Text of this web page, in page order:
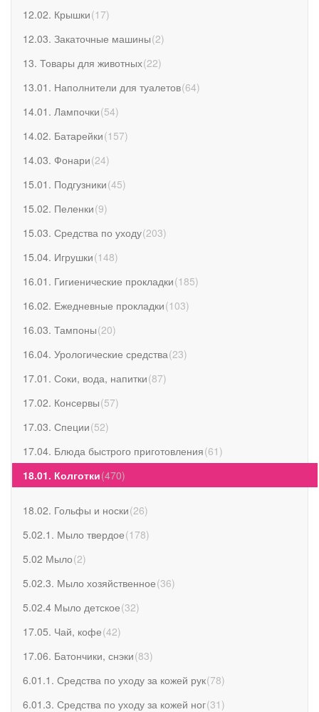
12.02. Крышки(17)
12.03. Закаточные машины(2)
13. Товары для животных(22)
13.01. Наполнители для туалетов(64)
14.01. Лампочки(54)
14.02. Батарейки(157)
14.03. Фонари(24)
15.01. Подгузники(45)
15.02. Пеленки(9)
15.03. Средства по уходу(203)
15.04. Игрушки(148)
16.01. Гигиенические прокладки(185)
16.02. Ежедневные прокладки(103)
16.03. Тампоны(20)
16.04. Урологические средства(23)
17.01. Соки, вода, напитки(87)
17.02. Консервы(57)
17.03. Специи(52)
17.04. Блюда быстрого приготовления(61 )
18.01. Колготки(470)
18.02. Гольфы и носки(26)
5.02.1. Мыло твердое(178)
5.02 Мыло(2)
5.02.3. Мыло хозяйственное(36)
5.02.4 Мыло детское(32)
17.05. Чай, кофе(42)
17.06. Батончики, снэки(83)
6.01.1. Средства по уходу за кожей рук(78)
6.01.3. Средства по уходу за кожей ног(31 )